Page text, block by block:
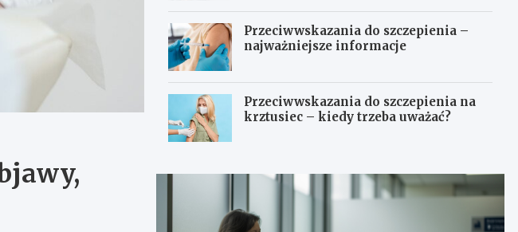
Przeciwwskazania do szczepienia –
najważniejsze informacje
Przeciwwskazania do szczepienia na
krztusiec – kiedy trzeba uważać?